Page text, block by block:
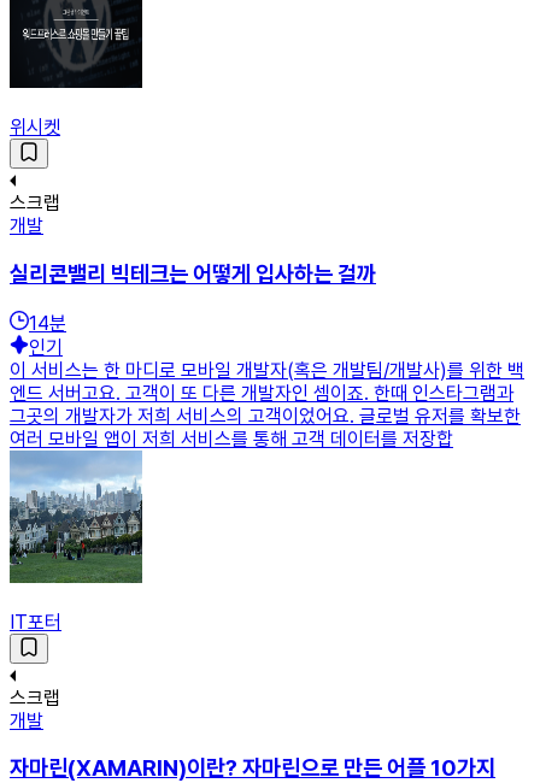
위시켓
스크랩
개발
실리콘밸리 빅테크는 어떻게 입사하는 걸까
14분
인기
이 서비스는 한 마디로 모바일 개발자(혹은 개발팀/개발사)를 위한 백
엔드 서버고요. 고객이 또 다른 개발자인 셈이죠. 한때 인스타그램과
그곳의 개발자가 저희 서비스의 고객이었어요. 글로벌 유저를 확보한
여러 모바일 앱이 저희 서비스를 통해 고객 데이터를 저장합
IT포터
스크랩
개발
자마린(XAMARIN)이란? 자마린으로 만든 어플 10가지